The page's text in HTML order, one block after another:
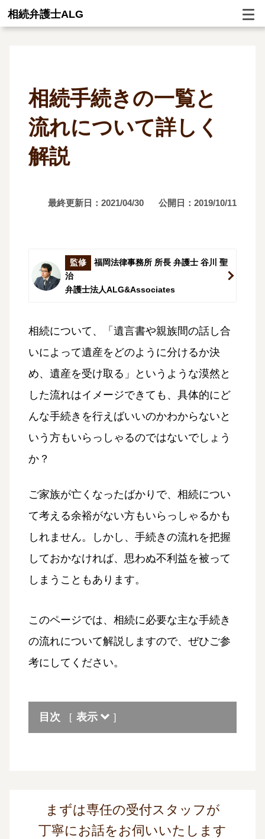
相続弁護士ALG
相続手続きの一覧と
流れについて詳しく
解説
最終更新日：2021/04/30 公開日：2019/10/11
監修
福岡法律事務所 所長 弁護士 谷川 聖
治
弁護士法人ALG&Associates
相続について、「遺言書や親族間の話し合
いによって遺産をどのように分けるか決
め、遺産を受け取る」というような漠然と
した流れはイメージできても、具体的にど
んな手続きを行えばいいのかわからないと
いう方もいらっしゃるのではないでしょう
か？
ご家族が亡くなったばかりで、相続につい
て考える余裕がない方もいらっしゃるかも
しれません。しかし、手続きの流れを把握
しておかなければ、思わぬ不利益を被って
しまうこともあります。
このページでは、相続に必要な主な手続き
の流れについて解説しますので、ぜひご参
考にしてください。
目次 [ 表示 ]
まずは専任の受付スタッフが
丁寧にお話をお伺いいたします